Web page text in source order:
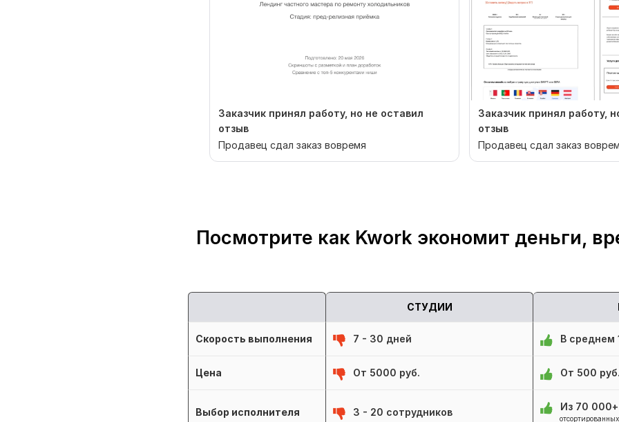
Заказчик принял работу, но не оставил
отзыв
Продавец сдал заказ вовремя
Заказчик принял работу,
отзыв
Продавец сдал заказ
Посмотрите как Kwork экономит деньги,
СТУДИИ
Скорость выполнения 7 - 30 дней В среднем
Цена От 5000 руб. От 500
Выбор исполнителя 3 - 20 сотрудников Из 70